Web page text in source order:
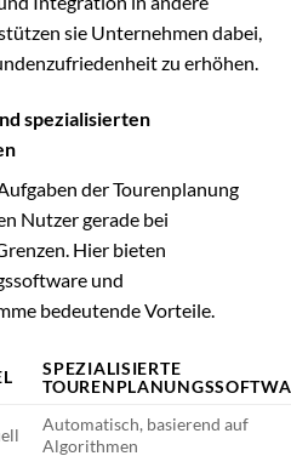
sie Unternehmen dabei,
zu erhöhen.
spezialisierten
der Tourenplanung
Nutzer gerade bei
Hier bieten
und
bedeutende Vorteile.
SPEZIALISIERTE
Automatisch, basierend auf
Algorithmen